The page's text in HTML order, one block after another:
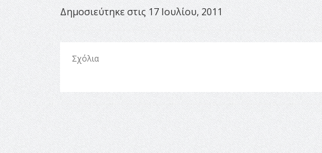
Δημοσιεύτηκε στις 17 Ιουλίου, 2011
Σχόλια